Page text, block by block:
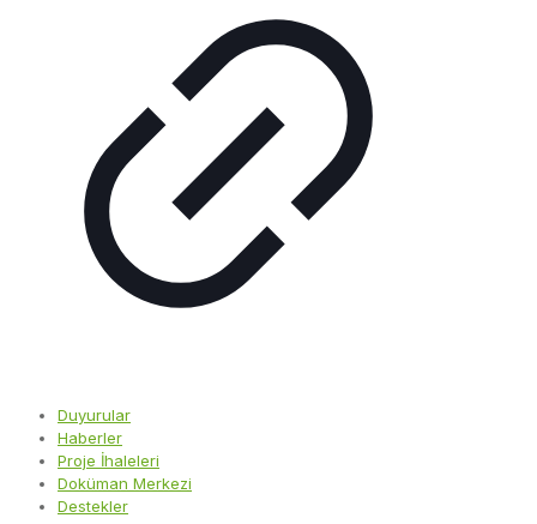
Duyurular
Haberler
Proje İhaleleri
Doküman Merkezi
Destekler